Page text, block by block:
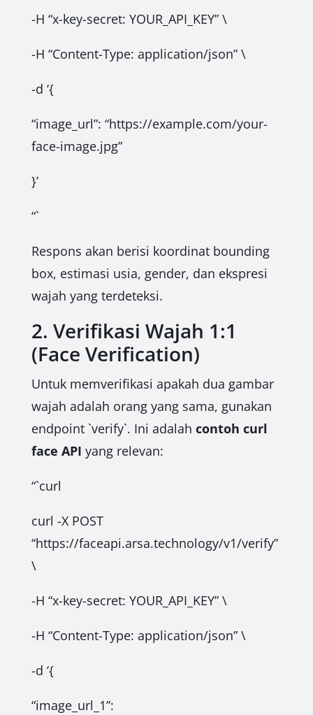
-H “x-key-secret: YOUR_API_KEY” \
-H “Content-Type: application/json” \
-d ‘{
“image_url”: “https://example.com/your-
face-image.jpg”
}’
“`
Respons akan berisi koordinat bounding
box, estimasi usia, gender, dan ekspresi
wajah yang terdeteksi.
2. Verifikasi Wajah 1:1
(Face Verification)
Untuk memverifikasi apakah dua gambar
wajah adalah orang yang sama, gunakan
endpoint `verify`. Ini adalah contoh curl
face API yang relevan:
“`curl
curl -X POST
“https://faceapi.arsa.technology/v1/verify”
\
-H “x-key-secret: YOUR_API_KEY” \
-H “Content-Type: application/json” \
-d ‘{
“image_url_1”: